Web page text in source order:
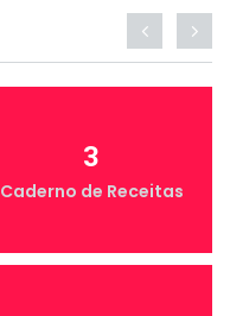
3
Caderno de Receitas